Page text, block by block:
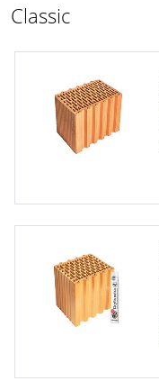
Classic